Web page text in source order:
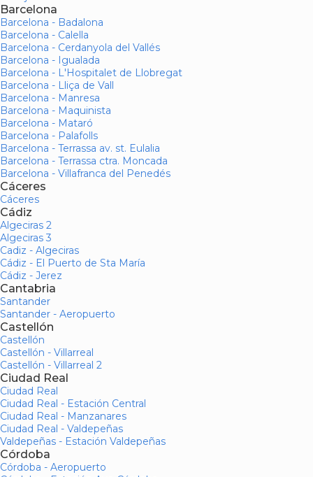
Barcelona
Barcelona - Badalona
Barcelona - Calella
Barcelona - Cerdanyola del Vallés
Barcelona - Igualada
Barcelona - L'Hospitalet de Llobregat
Barcelona - Lliça de Vall
Barcelona - Manresa
Barcelona - Maquinista
Barcelona - Mataró
Barcelona - Palafolls
Barcelona - Terrassa av. st. Eulalia
Barcelona - Terrassa ctra. Moncada
Barcelona - Villafranca del Penedés
Cáceres
Cáceres
Cádiz
Algeciras 2
Algeciras 3
Cadiz - Algeciras
Cádiz - El Puerto de Sta María
Cádiz - Jerez
Cantabria
Santander
Santander - Aeropuerto
Castellón
Castellón
Castellón - Villarreal
Castellón - Villarreal 2
Ciudad Real
Ciudad Real
Ciudad Real - Estación Central
Ciudad Real - Manzanares
Ciudad Real - Valdepeñas
Valdepeñas - Estación Valdepeñas
Córdoba
Córdoba - Aeropuerto